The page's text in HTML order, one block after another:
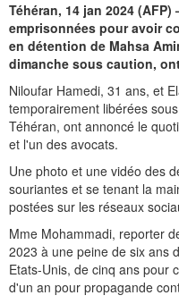
Téhéran, 14 jan 2024
emprisonnées pour avoir
en détention de Mahsa
dimanche sous caution,
Niloufar Hamedi, 31 ans, et
temporairement libérées
Téhéran, ont annoncé le
et l'un des avocats.
Une photo et une vidéo des
souriantes et se tenant la
postées sur les réseaux
Mme Mohammadi, reporter
2023 à une peine de six ans
Etats-Unis, de cinq ans pour
d'un an pour propagande